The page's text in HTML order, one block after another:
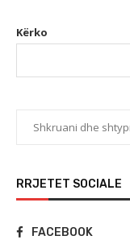
Kërko
RRJETET SOCIALE
FACEBOOK